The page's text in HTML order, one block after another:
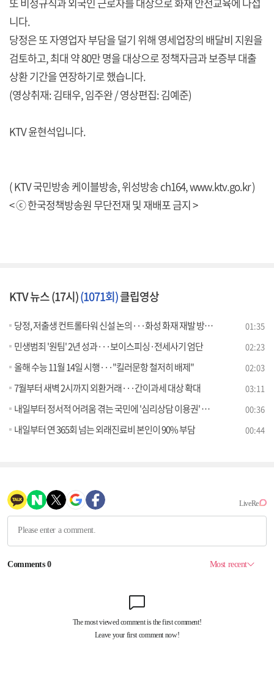
니다.
당정은 또 자영업자 부담을 덜기 위해 영세업장의 배달비 지원을
검토하고, 최대 약 80만 명을 대상으로 정책자금과 보증부 대출
상환 기간을 연장하기로 했습니다.
(영상취재: 김태우, 임주완 / 영상편집: 김예준)
KTV 윤현석입니다.
( KTV 국민방송 케이블방송, 위성방송 ch164,www.ktv.go.kr)
< ⓒ 한국정책방송원 무단전재 및 재배포 금지 >
KTV 뉴스 (17시)(1071회)클립영상
당정, 저출생 컨트롤타워 신설 논의···화성 화재 재발 방지 대책 마련 01:35
민생범죄 '원팀' 2년 성과···보이스피싱·전세사기 엄단 02:23
올해 수능 11월 14일 시행···"킬러문항 철저히 배제" 02:03
7월부터 새벽 2시까지 외환거래···간이과세 대상 확대 03:11
내일부터 정서적 어려움 겪는 국민에 '심리상담 이용권' 제공 00:36
내일부터 연 365회 넘는 외래진료비 본인이 90% 부담 00:44